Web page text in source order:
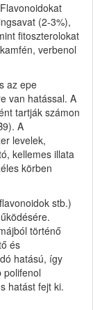
(2-3%),
fitoszterolokat
verbenol
az epe
van hatással. A
tartják számon
A
levelek,
kellemes illata
körben
stb.)
történő
és
hatású, így
polifenol
hatást fejt ki.